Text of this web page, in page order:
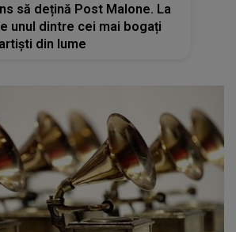
să dețină Post Malone. La
unul dintre cei mai bogați
artiști din lume